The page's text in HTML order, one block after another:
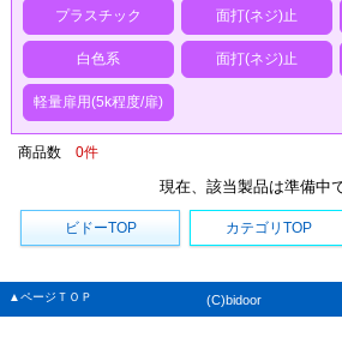
プラスチック 面打(ネジ)止
白色系 面打(ネジ)止
軽量扉用(5k程度/扉)
商品数 0件
現在、該当製品は準備中
ビドーTOP カテゴリTOP
▲ページＴＯＰ (C)bidoor